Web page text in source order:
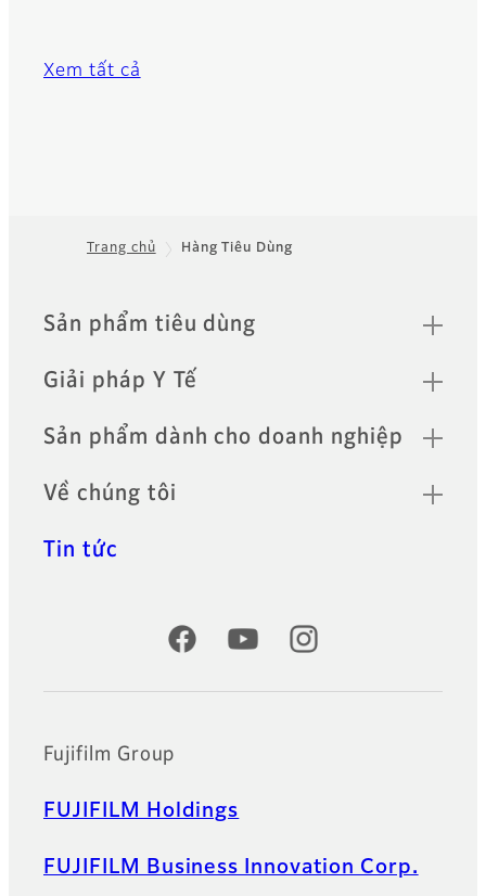
Xem tất cả
Trang chủ Hàng Tiêu Dùng
Quick Links
Sản phẩm tiêu dùng
Giải pháp Y Tế
Sản phẩm dành cho doanh nghiệp
Về chúng tôi
Tin tức
Official Social Media Accounts
Fujifilm Group
FUJIFILM Holdings
FUJIFILM Business Innovation Corp.